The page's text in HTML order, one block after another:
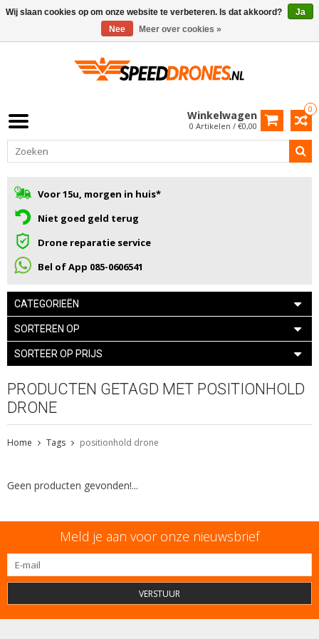
0
Winkelwagen
0 Artikelen / €0,00
Voor 15u, morgen in huis*
Niet goed geld terug
Drone reparatie service
Bel of App 085-0606541
CATEGORIEËN
SORTEREN OP
SORTEER OP PRIJS
PRODUCTEN GETAGD MET POSITIONHOLD
DRONE
Home Tags positionhold drone
Geen producten gevonden!...
Meld je aan voor onze nieuwsbrief
VERSTUUR
Wij slaan cookies op om onze website te verbeteren. Is dat akkoord?
Ja
Nee
Meer over cookies »